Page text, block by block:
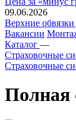
09.06.2026
Верхние
Вакансии
Каталог —
Страховочные
Страховочные
Полная